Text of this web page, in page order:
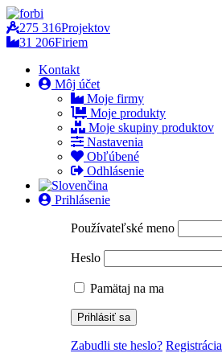
275 316Projektov
31 206Firiem
Kontakt
Môj účet
Moje firmy
Moje produkty
Moje skupiny produktov
Nastavenia
Obľúbené
Odhlásenie
Prihlásenie
Používateľské meno
Heslo
Pamätaj na ma
Zabudli ste heslo? Registrácia